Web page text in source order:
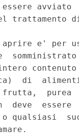
avviato
trattamento
e' per
di
frutta,
essere
o qualsiasi